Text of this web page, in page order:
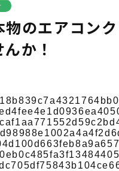
のエアコン
か！